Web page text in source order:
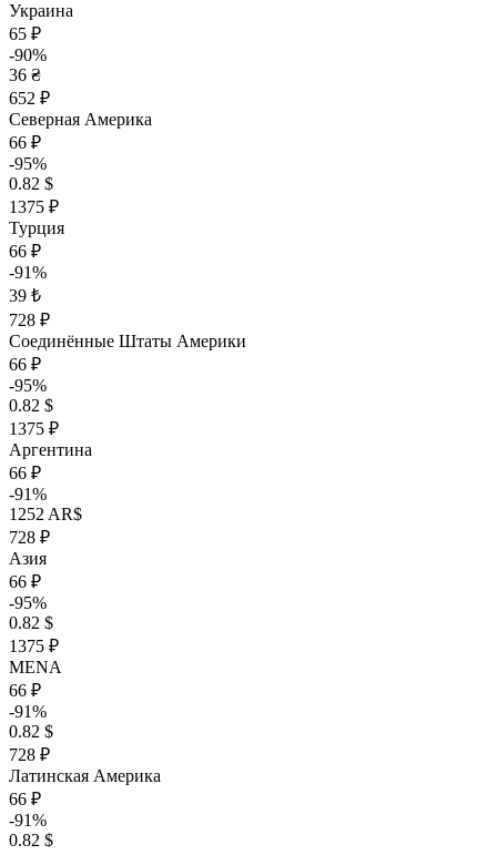
Украина
65 ₽
-90%
36 ₴
652 ₽
Северная Америка
66 ₽
-95%
0.82 $
1375 ₽
Турция
66 ₽
-91%
39 ₺
728 ₽
Соединённые Штаты Америки
66 ₽
-95%
0.82 $
1375 ₽
Аргентина
66 ₽
-91%
1252 AR$
728 ₽
Азия
66 ₽
-95%
0.82 $
1375 ₽
MENA
66 ₽
-91%
0.82 $
728 ₽
Латинская Америка
66 ₽
-91%
0.82 $